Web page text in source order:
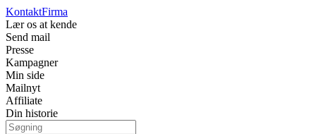
KontaktFirma
Lær os at kende
Send mail
Presse
Kampagner
Min side
Mailnyt
Affiliate
Din historie